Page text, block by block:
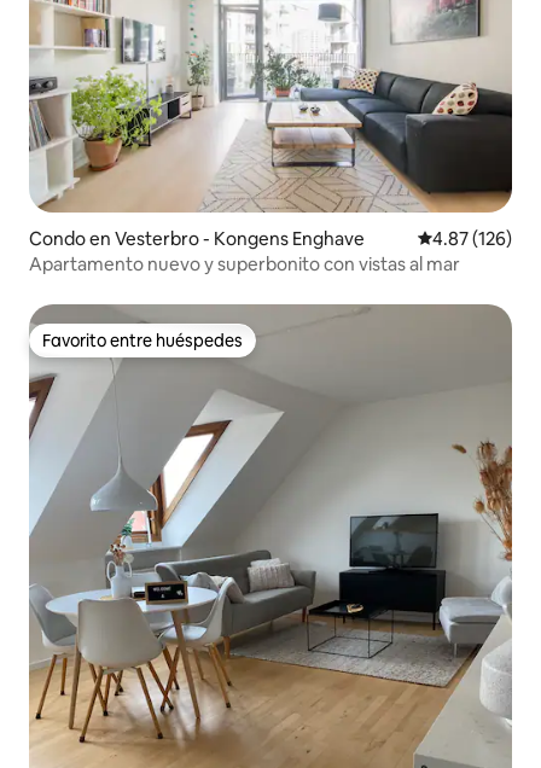
Condo en Vesterbro - Kongens Enghave Calificación
4.87 (126)
Apartamento nuevo y superbonito con vistas al mar
Favorito entre huéspedes
Favorito entre huéspedes